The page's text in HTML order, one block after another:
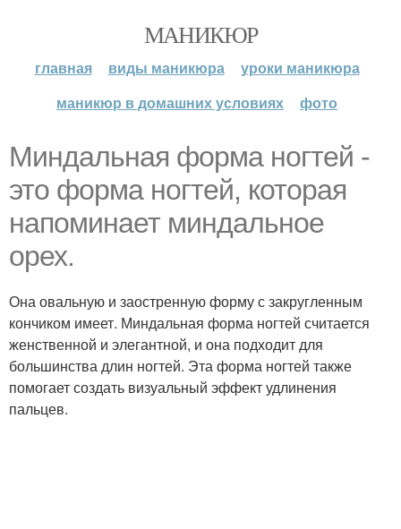
МАНИКЮР
главная виды маникюра
уроки маникюра
маникюр в домашних условиях
фото
Миндальная форма ногтей -
это форма ногтей, которая
напоминает миндальное
орех.
Она овальную и заостренную форму с закругленным
кончиком имеет. Миндальная форма ногтей считается
женственной и элегантной, и она подходит для
большинства длин ногтей. Эта форма ногтей также
помогает создать визуальный эффект удлинения
пальцев.